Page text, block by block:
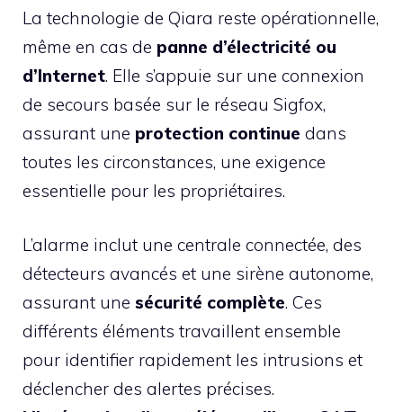
La technologie de Qiara reste opérationnelle,
même en cas de panne d’électricité ou
d’Internet. Elle s’appuie sur une connexion
de secours basée sur le réseau Sigfox,
assurant une protection continue dans
toutes les circonstances, une exigence
essentielle pour les propriétaires.
L’alarme inclut une centrale connectée, des
détecteurs avancés et une sirène autonome,
assurant une sécurité complète. Ces
différents éléments travaillent ensemble
pour identifier rapidement les intrusions et
déclencher des alertes précises.